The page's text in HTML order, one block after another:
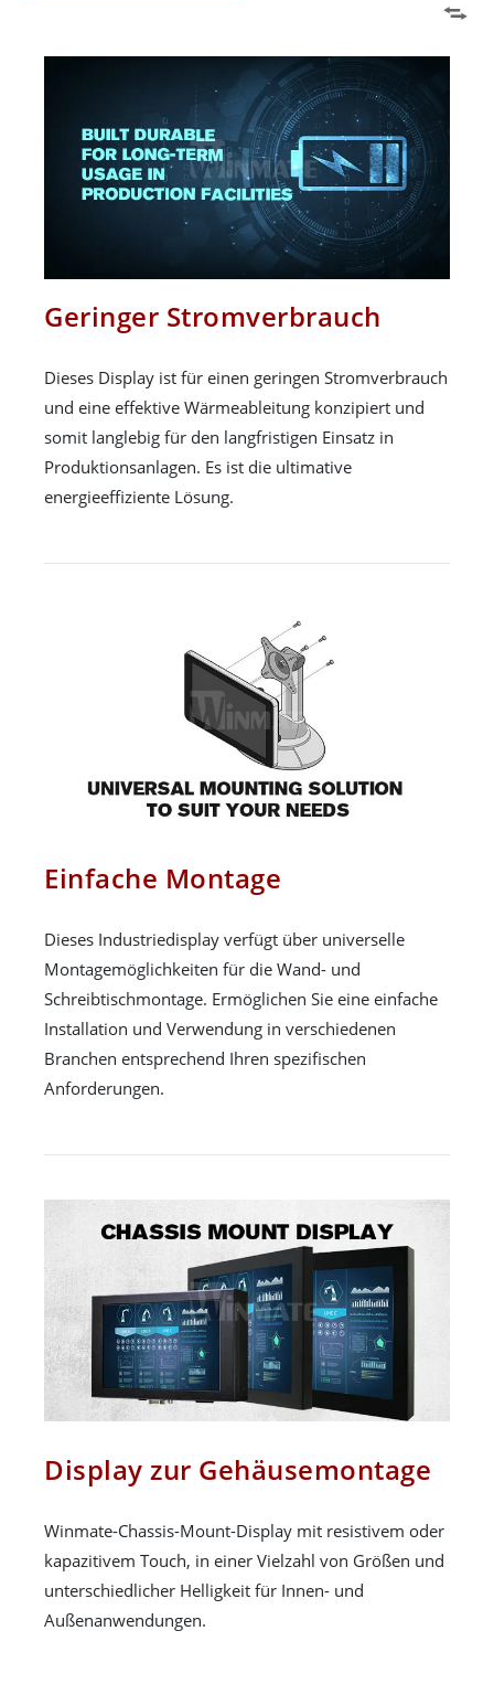
Geringer Stromverbrauch
Dieses Display ist für einen geringen Stromverbrauch
und eine effektive Wärmeableitung konzipiert und
somit langlebig für den langfristigen Einsatz in
Produktionsanlagen. Es ist die ultimative
energieeffiziente Lösung.
Einfache Montage
Dieses Industriedisplay verfügt über universelle
Montagemöglichkeiten für die Wand- und
Schreibtischmontage. Ermöglichen Sie eine einfache
Installation und Verwendung in verschiedenen
Branchen entsprechend Ihren spezifischen
Anforderungen.
Display zur Gehäusemontage
Winmate-Chassis-Mount-Display mit resistivem oder
kapazitivem Touch, in einer Vielzahl von Größen und
unterschiedlicher Helligkeit für Innen- und
Außenanwendungen.